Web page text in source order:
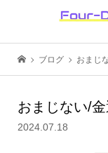
ブログ おまじ
おまじない/
2024.07.18